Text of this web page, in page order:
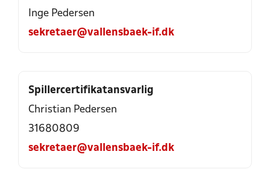
Inge Pedersen
sekretaer@vallensbaek-if.dk
Spillercertifikatansvarlig
Christian Pedersen
31680809
sekretaer@vallensbaek-if.dk